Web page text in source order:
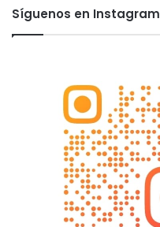
Síguenos en Instagram